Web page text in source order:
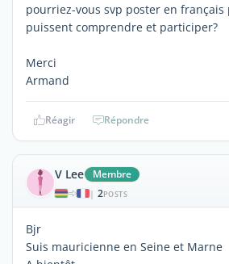
pourriez-vous svp poster en français
puissent comprendre et participer?
Merci
Armand
Réagir Répondre
V Lee Membre
| 2POSTS
Bjr
Suis mauricienne en Seine et Marne